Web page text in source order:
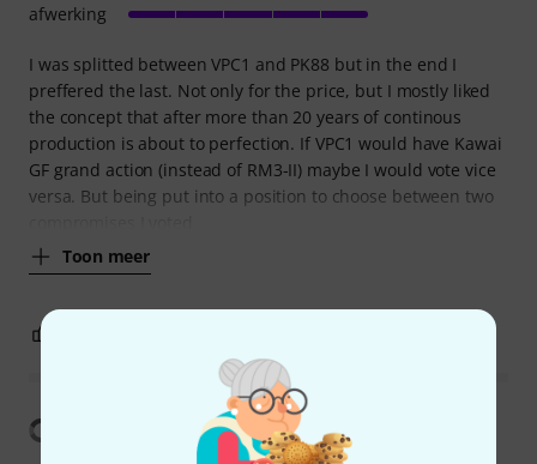
I was splitted between VPC1 and PK88 but in the end I
preffered the last. Not only for the price, but I mostly liked
the concept that after more than 20 years of continous
production is about to perfection. If VPC1 would have Kawai
GF grand action (instead of RM3-II) maybe I would vote vice
versa. But being put into a position to choose between two
Toon meer
afwerking